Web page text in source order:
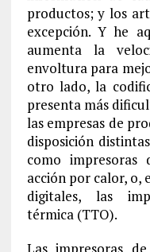
productos; y los
excepción. Y he
aumenta la
envoltura para
otro lado, la
presenta más
las empresas de
disposición
como impresoras
acción por calor, o,
digitales, las
térmica (TTO).